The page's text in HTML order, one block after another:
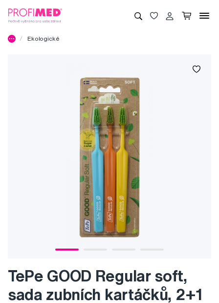
Ekologické
TePe GOOD Regular soft,
sada zubních kartáčků, 2+1